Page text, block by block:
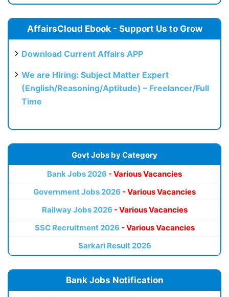
AffairsCloud Ebook - Support Us to Grow
Download Current Affairs APP
We are Hiring: Subject Matter Expert
(English/Reasoning/Aptitude) – Freelancer/Full
Time
Govt Jobs by Category
Bank Jobs 2026 - Various Vacancies
Government Jobs 2026 - Various Vacancies
Railway Jobs 2026 - Various Vacancies
SSC Recruitment 2026 - Various Vacancies
Sarkari Result 2026
Bank Jobs Notification